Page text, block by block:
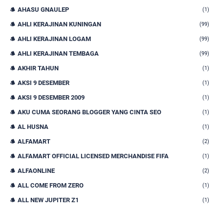
AHASU GNAULEP (1)
AHLI KERAJINAN KUNINGAN (99)
AHLI KERAJINAN LOGAM (99)
AHLI KERAJINAN TEMBAGA (99)
AKHIR TAHUN (1)
AKSI 9 DESEMBER (1)
AKSI 9 DESEMBER 2009 (1)
AKU CUMA SEORANG BLOGGER YANG CINTA SEO (1)
AL HUSNA (1)
ALFAMART (2)
ALFAMART OFFICIAL LICENSED MERCHANDISE FIFA (1)
ALFAONLINE (2)
ALL COME FROM ZERO (1)
ALL NEW JUPITER Z1 (1)